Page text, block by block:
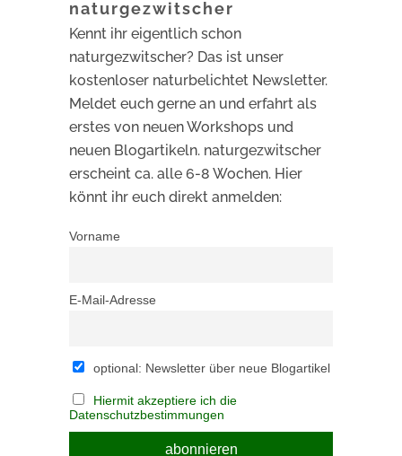
naturgezwitscher
Kennt ihr eigentlich schon
naturgezwitscher? Das ist unser
kostenloser naturbelichtet Newsletter.
Meldet euch gerne an und erfahrt als
erstes von neuen Workshops und
neuen Blogartikeln. naturgezwitscher
erscheint ca. alle 6-8 Wochen. Hier
könnt ihr euch direkt anmelden:
Vorname
E-Mail-Adresse
optional: Newsletter über neue Blogartikel
Hiermit akzeptiere ich die
Datenschutzbestimmungen